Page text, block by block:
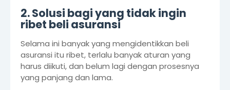
2. Solusi bagi yang tidak ingin
ribet beli asuransi
Selama ini banyak yang mengidentikkan beli
asuransi itu ribet, terlalu banyak aturan yang
harus diikuti, dan belum lagi dengan prosesnya
yang panjang dan lama.